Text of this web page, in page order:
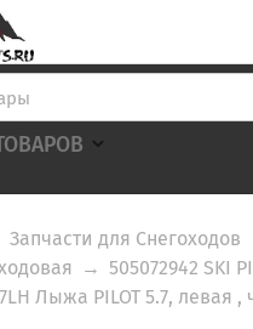
Запчасти для Снегоходов
→ 505072942 SKI
Лыжа PILOT 5.7, левая ,